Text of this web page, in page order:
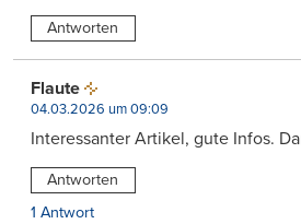
Antworten
Flaute
04.03.2026 um 09:09
Interessanter Artikel, gute Infos.
Antworten
1 Antwort